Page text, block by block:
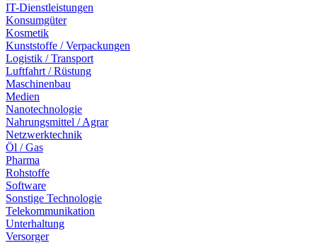
IT-Dienstleistungen
Konsumgüter
Kosmetik
Kunststoffe / Verpackungen
Logistik / Transport
Luftfahrt / Rüstung
Maschinenbau
Medien
Nanotechnologie
Nahrungsmittel / Agrar
Netzwerktechnik
Öl / Gas
Pharma
Rohstoffe
Software
Sonstige Technologie
Telekommunikation
Unterhaltung
Versorger